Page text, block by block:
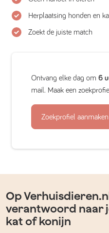
Herplaatsing honden en
Zoekt de juiste match
Ontvang elke dag om 6
mail. Maak een
Zoekprofiel aanmaken
Op
verantwoord naar
kat of konijn